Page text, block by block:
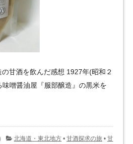
甘酒を飲んだ感想 1927年(昭和２
噌醤油屋『服部醸造』の黒米を
北海道・東北地方 • 甘酒探求の旅 • 甘